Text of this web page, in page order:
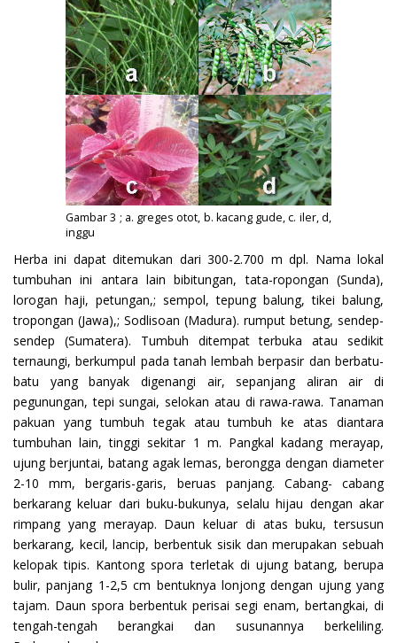
Gambar 3 ; a. greges otot, b. kacang gude, c. iler, d,
inggu
Herba ini dapat ditemukan dari 300-2.700 m dpl. Nama lokal
tumbuhan ini antara lain bibitungan, tata-ropongan (Sunda),
lorogan haji, petungan,; sempol, tepung balung, tikei balung,
tropongan (Jawa),; Sodlisoan (Madura). rumput betung, sendep-
sendep (Sumatera). Tumbuh ditempat terbuka atau sedikit
ternaungi, berkumpul pada tanah lembah berpasir dan berbatu-
batu yang banyak digenangi air, sepanjang aliran air di
pegunungan, tepi sungai, selokan atau di rawa-rawa. Tanaman
pakuan yang tumbuh tegak atau tumbuh ke atas diantara
tumbuhan lain, tinggi sekitar 1 m. Pangkal kadang merayap,
ujung berjuntai, batang agak lemas, berongga dengan diameter
2-10 mm, bergaris-garis, beruas panjang. Cabang- cabang
berkarang keluar dari buku-bukunya, selalu hijau dengan akar
rimpang yang merayap. Daun keluar di atas buku, tersusun
berkarang, kecil, lancip, berbentuk sisik dan merupakan sebuah
kelopak tipis. Kantong spora terletak di ujung batang, berupa
bulir, panjang 1-2,5 cm bentuknya lonjong dengan ujung yang
tajam. Daun spora berbentuk perisai segi enam, bertangkai, di
tengah-tengah berangkai dan susunannya berkeliling.